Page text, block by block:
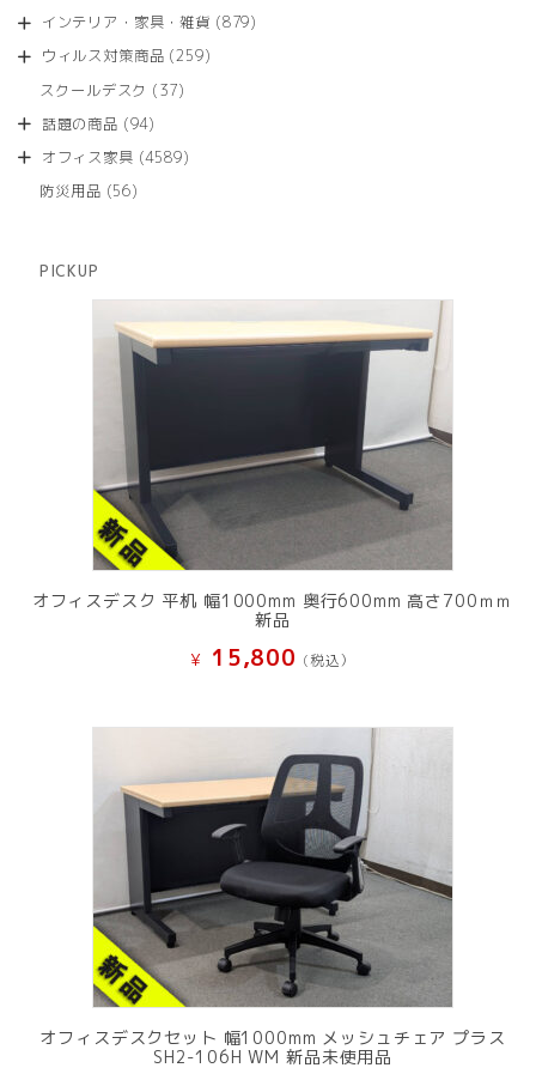
商
の
商
インテリア・家具・雑貨 879879
ウィルス対策商品 259259
スクールデスク 3737
商
話題の商品 9494
の
オフィス家具 45894589
防災用品 5656
PICKUP
オフィスデスク 平机 幅1000mm 奥行600mm 高さ700ｍｍ
新品
¥ 15,800 (税込）
オフィスデスクセット 幅1000mm メッシュチェア プラス
SH2-106H WM 新品未使用品